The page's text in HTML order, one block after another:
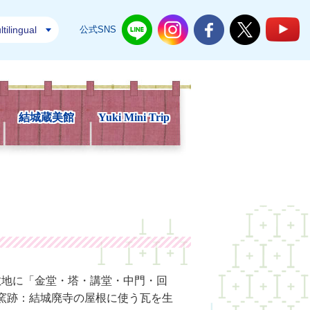
公式SNS 結城市公式LINE結城市公式Instagram
結城市公式Facebook
結城市公式
結城蔵美館 Yuki Mini Trip
に「金堂・塔・講堂・中門・回
跡：結城廃寺の屋根に使う瓦を生